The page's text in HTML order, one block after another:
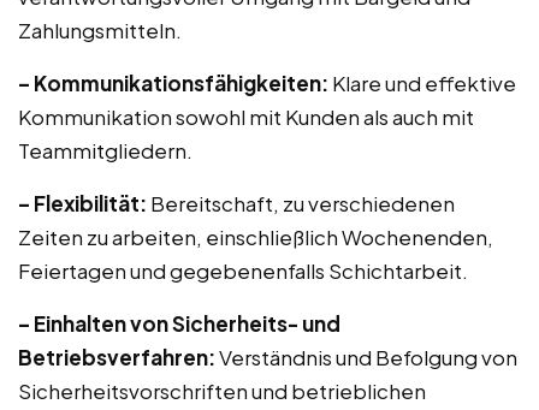
Zahlungsmitteln.
– Kommunikationsfähigkeiten: Klare und effektive
Kommunikation sowohl mit Kunden als auch mit
Teammitgliedern.
– Flexibilität: Bereitschaft, zu verschiedenen
Zeiten zu arbeiten, einschließlich Wochenenden,
Feiertagen und gegebenenfalls Schichtarbeit.
– Einhalten von Sicherheits- und
Betriebsverfahren:Verständnis und Befolgung von
Sicherheitsvorschriften und betrieblichen